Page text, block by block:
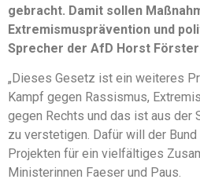
gebracht. Damit sollen
Extremismusprävention und
Sprecher der AfD Horst
„Dieses Gesetz ist ein weiteres
Kampf gegen Rassismus,
gegen Rechts und das ist aus der
zu verstetigen. Dafür will der
Projekten für ein vielfältiges
Ministerinnen Faeser und Paus.